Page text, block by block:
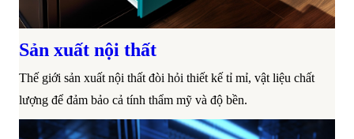
Sản xuất nội thất
Thế giới sản xuất nội thất đòi hỏi thiết kế tỉ mỉ, vật liệu chất
lượng để đảm bảo cả tính thẩm mỹ và độ bền.